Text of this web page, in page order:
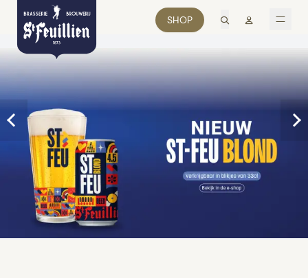
SHOP zoekMon